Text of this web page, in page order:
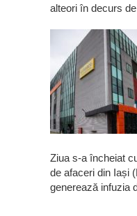
alteori în decurs
Ziua s-a încheiat
de afaceri din Iași
generează infuzia